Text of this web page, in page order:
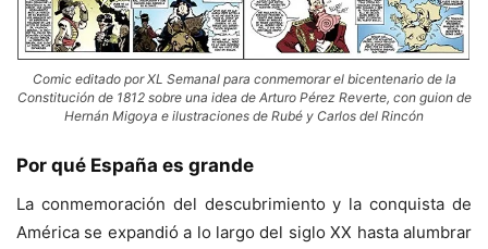
Comic editado por XL Semanal para conmemorar el bicentenario de la
Constitución de 1812 sobre una idea de Arturo Pérez Reverte, con guion de
Hernán Migoya e ilustraciones de Rubé y Carlos del Rincón
Por qué España es grande
La conmemoración del descubrimiento y la conquista de
América se expandió a lo largo del siglo XX hasta alumbrar